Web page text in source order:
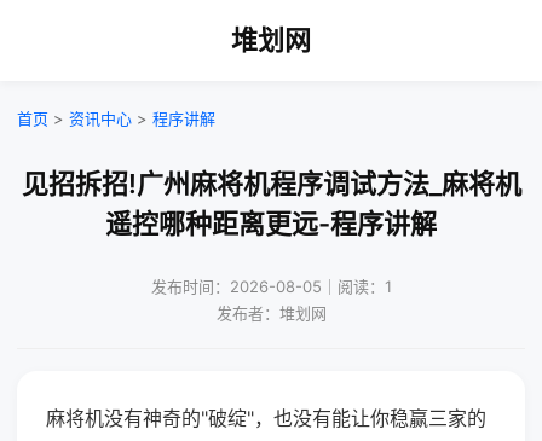
堆划网
首页 > 资讯中心 > 程序讲解
见招拆招!广州麻将机程序调试方法_麻将机
遥控哪种距离更远-程序讲解
发布时间：2026-08-05｜阅读：1
发布者：堆划网
麻将机没有神奇的"破绽"，也没有能让你稳赢三家的